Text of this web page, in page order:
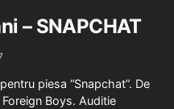
– SNAPCHAT
piesa “Snapchat”. De
Boys. Auditie